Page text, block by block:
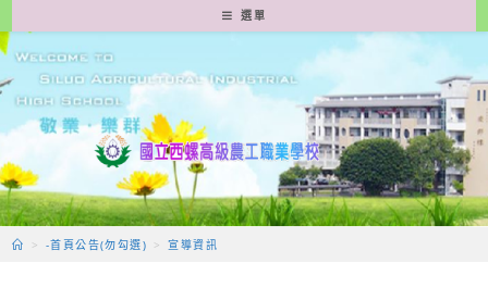
轉
至
要
容
選單
> -首頁公告(勿勾選) > 宣導資訊